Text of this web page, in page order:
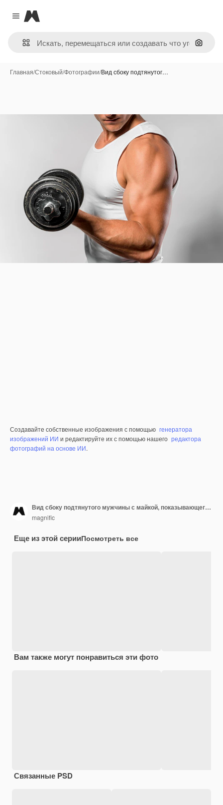
Close menu
Magnific
Поиск
Главная/Стоковый/Фотографии/Вид сбоку подтянутог…
Создавайте собственные изображения с помощью генератора
изображений ИИ и редактируйте их с помощью нашего редактора
фотографий на основе ИИ.
Вид сбоку подтянутого мужчины с майкой, показывающего бицепс, удерживая вес
magnific
Еще из этой серииПосмотреть все
Вам также могут понравиться эти фото
Связанные PSD